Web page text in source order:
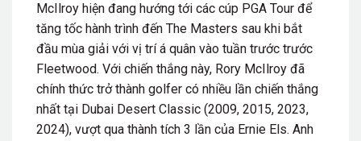
McIlroy hiện đang hướng tới các cúp PGA Tour để
tăng tốc hành trình đến The Masters sau khi bắt
đầu mùa giải với vị trí á quân vào tuần trước trước
Fleetwood. Với chiến thắng này, Rory McIlroy đã
chính thức trở thành golfer có nhiều lần chiến thắng
nhất tại Dubai Desert Classic (2009, 2015, 2023,
2024), vượt qua thành tích 3 lần của Ernie Els. Anh